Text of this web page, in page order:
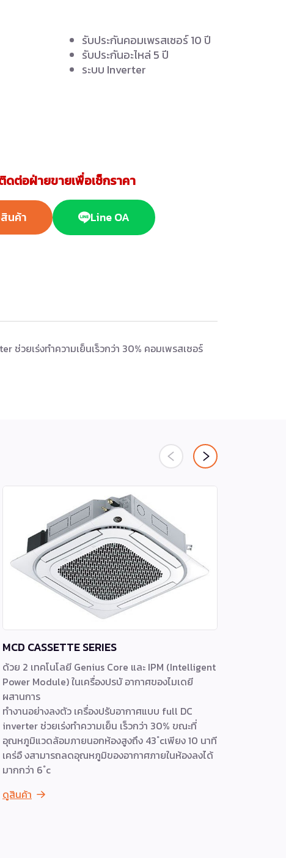
รับประกันคอมเพรสเซอร์ 10 ปี
รับประกันอะไหล่ 5 ปี
ระบบ Inverter
ต่อฝ่ายขายเพื่อเช็กราคา
นค้า Line OA
วยเร่งทำความเย็นเร็วกว่า 30% คอมเพรสเซอร์
MCD CASSETTE SERIES
ด้วย 2 เทคโนโลยี Genius Core และ IPM (Intelligent
Power Module) ในเครื่องปรบั อากาศของไมเดยี
ผสานการ
ทำงานอย่างลงตัว เครื่องปรับอากาศแบบ full DC
inverter ช่วยเร่งทำความเย็น เร็วกว่า 30% ขณะที่
อุณหภูมิแวดล้อมภายนอกห้องสูงถึง 43 ํcเพียง 10 นาที
เคร่อื งสามารถลดอุณหภูมิของอากาศภายในห้องลงได้
มากกว่า 6 ํc
ดูสินค้า